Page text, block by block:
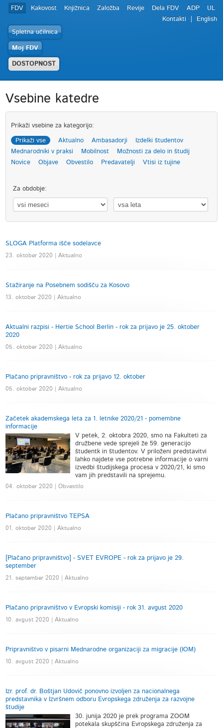
FDV Kakovost Knjižnica Založba Revije Dela FDV ADP
UL
Kontakti
English
Spletna učilnica
Moj FDV
DOSTOPNOST
Vsebine katedre
Prikaži vsebine za kategorijo:
Prikaži vse Aktualno Ambasadorji
Izdelki študentov
Mednarodniki v praksi
Mobilnost
Možnosti za delo in študij
Novice
Objave Obvestilo Predavatelji Vtisi iz tujine
Za obdobje:
SLOGA Platforma išče sodelavce
23. oktober 2020 | Aktualno
Stažiranje na Posebnem sodišču za Kosovo
13. oktober 2020 | Aktualno
Aktualni razpisi - Hertie School Berlin - rok za prijavo je 25. oktober
2020
05. oktober 2020 | Aktualno
Plačano pripravništvo - rok za prijavo 12. oktober
05. oktober 2020 | Aktualno
Začetek akademskega leta za 1. letnike 2020/21 - pomembne
informacije
V petek, 2. oktobra 2020, smo na Fakulteti za
družbene vede sprejeli že 59. generacijo
študentk in študentov. V priloženi predstavitvi
lahko najdete vse potrebne informacije o varni
izvedbi študijskega procesa v 2020/21, ki smo
vam jih predstavili na sprejemu.
04. oktober 2020 | Obvestilo
Plačano pripravništvo TEPSA
01. oktober 2020 | Aktualno
[Plačano pripravništvo] - SVET EVROPE - rok za prijavo je 29.
september
21. september 2020 | Aktualno
Plačano pripravništvo v Evropski komisiji - rok 31. avgust 2020
10. avgust 2020 | Aktualno
Pripravništvo v pisarni Mednarodne organizaciji za migracije (IOM)
10. avgust 2020 | Aktualno
Izr. prof. dr. Boštjan Udovič ponovno izvoljen za nacionalnega
predstavnika v Izvršnem odboru Evropskega združenja za razvojne
študije
30. junija 2020 je prek programa ZOOM
potekala skupščina Evropskega združenja za